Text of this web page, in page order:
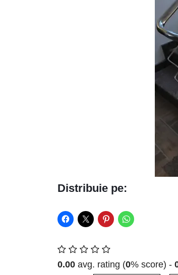
Distribuie pe:
0.00 avg. rating (0% score) -